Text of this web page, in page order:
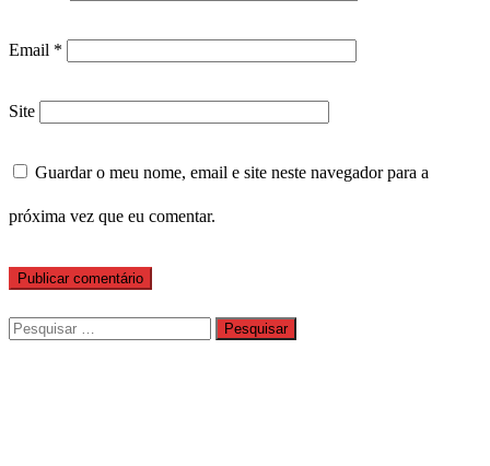
Email *
Site
Guardar o meu nome, email e site neste navegador para a
próxima vez que eu comentar.
Pesquisar
por: